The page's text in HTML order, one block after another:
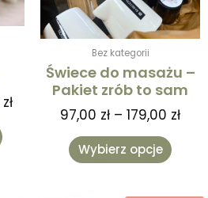
zł
wybrać
na
Bez kategorii
Świece do masażu –
Pakiet zrób to sam
97,00 zł – 179,00 zł
Wybierz opcje
na
stronie